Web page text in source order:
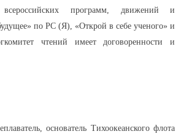
программ, движений и
по РС (Я), «Открой в себе ученого» и
чтений имеет договоренности и
основатель Тихоокеанского флота